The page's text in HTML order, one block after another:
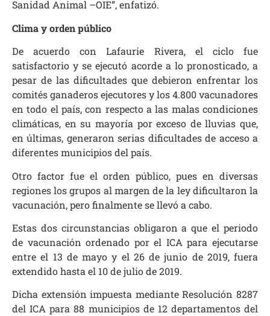
Sanidad Animal –OIE”, enfatizó.
Clima y orden público
De acuerdo con Lafaurie Rivera, el ciclo fue
satisfactorio y se ejecutó acorde a lo pronosticado, a
pesar de las dificultades que debieron enfrentar los
comités ganaderos ejecutores y los 4.800 vacunadores
en todo el país, con respecto a las malas condiciones
climáticas, en su mayoría por exceso de lluvias que,
en últimas, generaron serias dificultades de acceso a
diferentes municipios del país.
Otro factor fue el orden público, pues en diversas
regiones los grupos al margen de la ley dificultaron la
vacunación, pero finalmente se llevó a cabo.
Estas dos circunstancias obligaron a que el periodo
de vacunación ordenado por el ICA para ejecutarse
entre el 13 de mayo y el 26 de junio de 2019, fuera
extendido hasta el 10 de julio de 2019.
Dicha extensión impuesta mediante Resolución 8287
del ICA para 88 municipios de 12 departamentos del